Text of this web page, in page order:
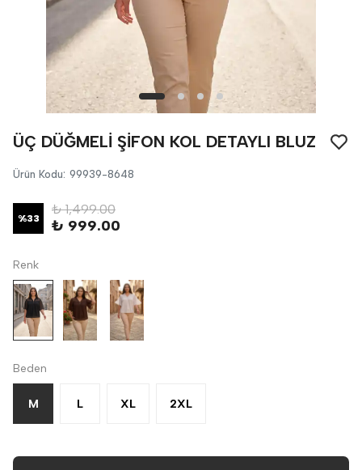
ÜÇ DÜĞMELİ ŞİFON KOL DETAYLI BLUZ
Ürün Kodu: 99939-8648
%33
₺ 1,499.00
₺ 999.00
Renk
Beden
M L XL 2XL